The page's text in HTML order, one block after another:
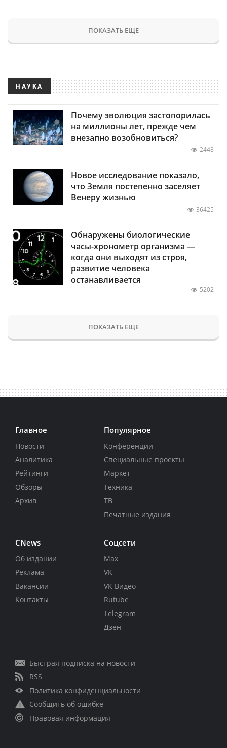
ПОКАЗАТЬ ЕЩЕ
НАУКА
Почему эволюция застопорилась
на миллионы лет, прежде чем
внезапно возобновиться?
2448
Новое исследование показало,
что Земля постепенно заселяет
Венеру жизнью
36425
Обнаружены биологические
часы-хронометр организма —
когда они выходят из строя,
развитие человека
останавливается
5202
ПОКАЗАТЬ ЕЩЕ
Главное
Новости
Аналитика
Рейтинги
Обзоры
Архив
Популярное
Конференции
Специальные проекты
Маркет
Техника
ТВ
Печатные издания
CNews
Об издании
Реклама
Вакансии
Контакты
Соцсети
Max
VK
VK Видео
Rutube
Telegram
Дзен
Быстрая подписка на новости
RSS
Политика конфиденциальности
Сообщить об ошибке
Правовая информация